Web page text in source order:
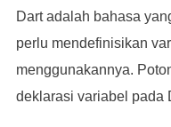
Dart adalah bahasa
perlu mendefinisikan
menggunakannya.
deklarasi variabel pada